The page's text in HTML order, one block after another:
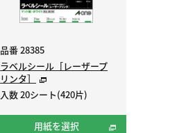
品番 28385
ラベルシール［レーザープ
リンタ］
入数 20シート(420片)
用紙を選択